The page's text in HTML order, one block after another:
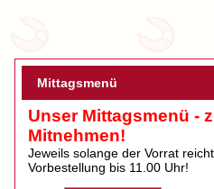
Mittagsmenü
Unser Mittagsmenü -
Mitnehmen!
Jeweils solange der Vorrat
Vorbestellung bis 11.00 Uhr!